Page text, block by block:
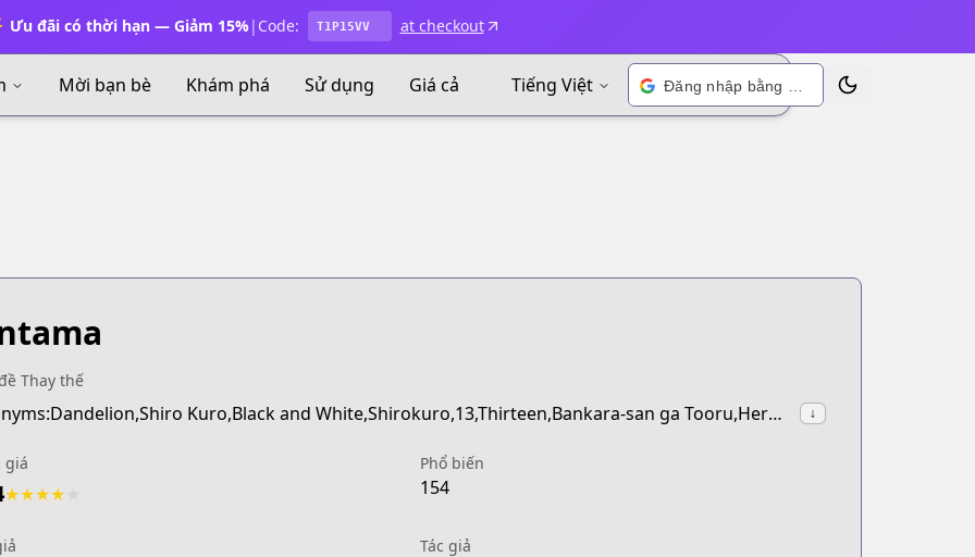
Ưu đãi có thời hạn — Giảm 15%| Code: T1P15VV at checkout
Mời bạn bè Khám phá Sử dụng Giá cả Tiếng Việt Chuyển đổi chủ đề
Thay thế
synonyms:Dandelion,Shiro Kuro,Black and White,Shirokuro,13,Thirteen,Bankara-san ga Tooru,Here Comes Mr. Uncivilised,Silver Soul ↓
giá
★★★★
Phổ biến
154
Tác giả